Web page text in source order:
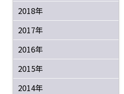
2018年
2017年
2016年
2015年
2014年